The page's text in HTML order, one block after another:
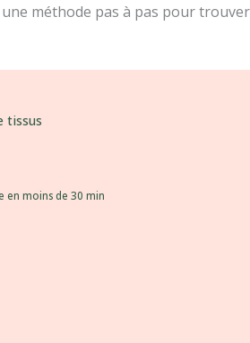
méthode pas à pas pour
tissus
en moins de 30 min